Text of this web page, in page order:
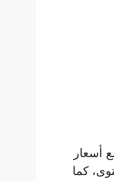
أسعار
كما